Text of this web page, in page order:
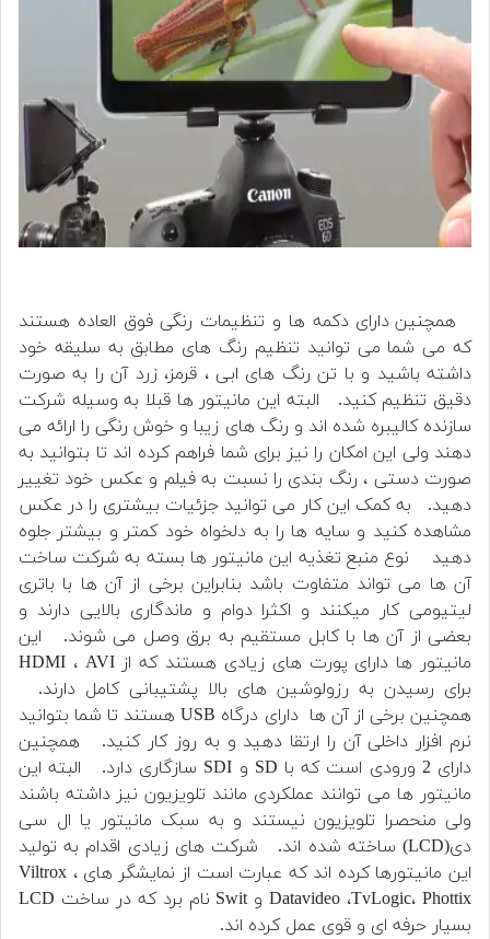
همچنین دارای دکمه ها و تنظیمات رنگی فوق العاده هستند
که می شما می توانید تنظیم رنگ های مطابق به سلیقه خود
داشته باشید و با تن رنگ های ابی ، قرمز، زرد آن را به صورت
دقیق تنظیم کنید.
البته این مانیتور ها قبلا به وسیله شرکت
سازنده کالیبره شده اند و رنگ های زیبا و خوش رنگی را ارائه می
دهند ولی این امکان را نیز برای شما فراهم کرده اند تا بتوانید به
صورت دستی ، رنگ بندی را نسبت به فیلم و عکس خود تغییر
دهید.
به کمک این کار می توانید جزئیات بیشتری را در عکس
مشاهده کنید و سایه ها را به دلخواه خود کمتر و بیشتر جلوه
دهید
نوع منبع تغذیه این مانیتور ها بسته به شرکت ساخت
آن ها می تواند متفاوت باشد بنابراین برخی از آن ها با باتری
لیتیومی کار میکنند و اکثرا دوام و ماندگاری بالایی دارند و
بعضی از آن ها با کابل مستقیم به برق وصل می شوند.
این
مانیتور ها دارای پورت های زیادی هستند که از HDMI ، AVI
برای رسیدن به رزولوشین های بالا پشتیبانی کامل دارند.
همچنین برخی از آن ها دارای
درگاه USB هستند تا شما بتوانید
نرم افزار داخلی آن را ارتقا دهید و به روز کار کنید.
همچنین
دارای 2 ورودی است که با SD و SDI سازگاری دارد.
البته این
مانیتور ها می توانند عملکردی مانند تلویزیون نیز داشته باشند
ولی منحصرا تلویزیون نیستند و به سبک مانیتور یا ال سی
دی(LCD) ساخته شده اند.
شرکت های زیادی اقدام به تولید
این مانیتورها کرده اند که عبارت است از نمایشگر های Viltrox ،
Datavideo ،TvLogic، Phottix و Swit نام برد که در ساخت LCD
بسیار حرفه ای و قوی عمل کرده اند.